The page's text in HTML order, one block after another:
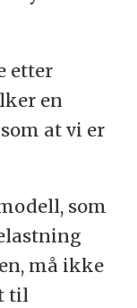
etter
en
at vi er
som
må ikke
til